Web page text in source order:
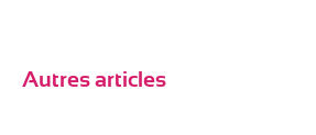
Autres articles